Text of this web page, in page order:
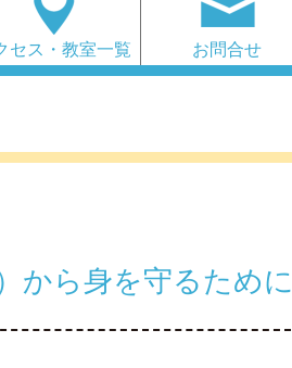
セス・教室一覧 お問合せ
から身を守るために